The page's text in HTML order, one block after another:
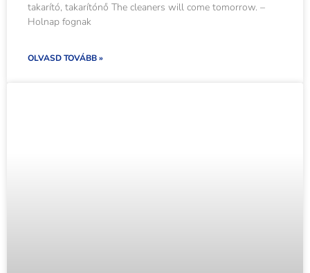
takarító, takarítónő The cleaners will come tomorrow. –
Holnap fognak
OLVASD TOVÁBB »